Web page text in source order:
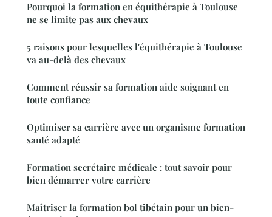
Pourquoi la formation en équithérapie à Toulouse
ne se limite pas aux chevaux
5 raisons pour lesquelles l'équithérapie à Toulouse
va au-delà des chevaux
Comment réussir sa formation aide soignant en
toute confiance
Optimiser sa carrière avec un organisme formation
santé adapté
Formation secrétaire médicale : tout savoir pour
bien démarrer votre carrière
Maîtriser la formation bol tibétain pour un bien-